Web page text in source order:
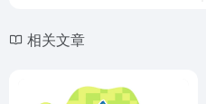
相关文章